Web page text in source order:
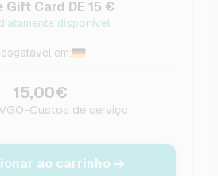
Gift Card DE 15 €
disponível
em:
15,00€
Custos de serviço
ao carrinho